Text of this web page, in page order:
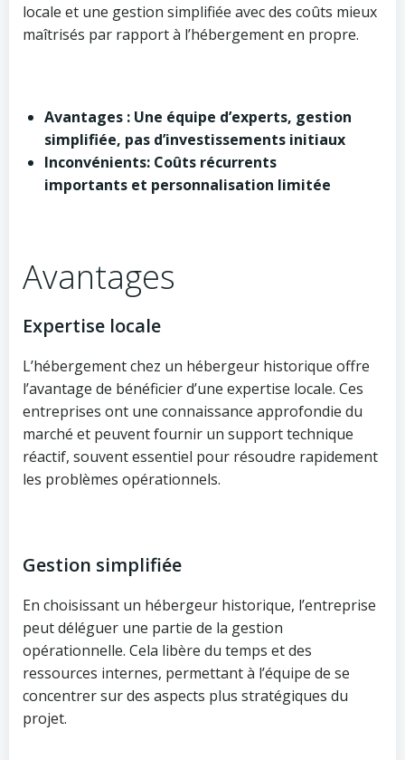
locale et une gestion simplifiée avec des coûts mieux
maîtrisés par rapport à l’hébergement en propre.
Avantages : Une équipe d’experts, gestion
simplifiée, pas d’investissements initiaux
Inconvénients: Coûts récurrents
importants et personnalisation limitée
Avantages
Expertise locale
L’hébergement chez un hébergeur historique offre
l’avantage de bénéficier d’une expertise locale. Ces
entreprises ont une connaissance approfondie du
marché et peuvent fournir un support technique
réactif, souvent essentiel pour résoudre rapidement
les problèmes opérationnels.
Gestion simplifiée
En choisissant un hébergeur historique, l’entreprise
peut déléguer une partie de la gestion
opérationnelle. Cela libère du temps et des
ressources internes, permettant à l’équipe de se
concentrer sur des aspects plus stratégiques du
projet.